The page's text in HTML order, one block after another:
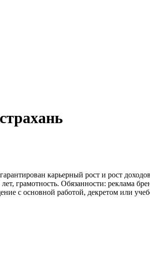
карьерный рост и рост
грамотность. Обязанности: реклама
с основной работой, декретом или